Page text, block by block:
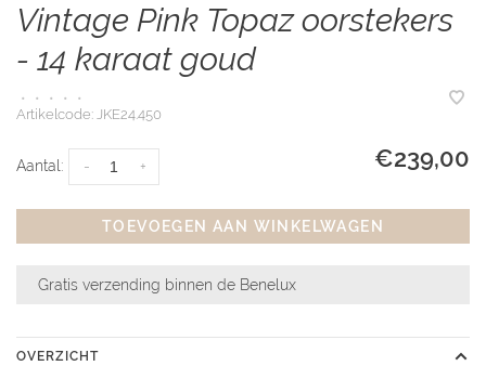
Vintage Pink Topaz oorstekers
- 14 karaat goud
• • • •
•
Artikelcode: JKE24.450
Aantal: +
- €239,00
TOEVOEGEN AAN WINKELWAGEN
Gratis verzending binnen de Benelux
OVERZICHT